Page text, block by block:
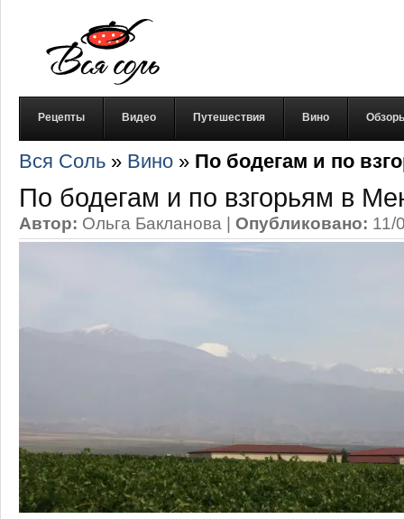
Рецепты Видео Путешествия Вино
Вся Соль » Вино » По бодегам и по
По бодегам и по взгорьям в
Автор: Ольга Бакланова | Опубликовано: 11/